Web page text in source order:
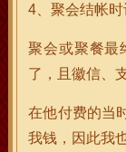
4、聚会结帐
聚会或聚餐最
了，且徽信、
在他付费的当
我钱，因此我